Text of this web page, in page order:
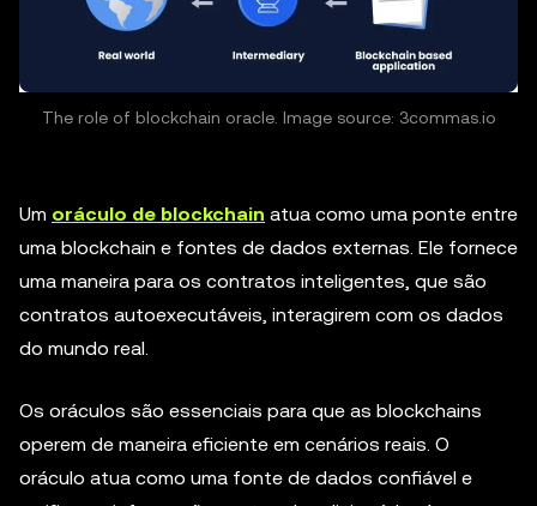
The role of blockchain oracle. Image source: 3commas.io
Um oráculo de blockchain atua como uma ponte entre
uma blockchain e fontes de dados externas. Ele fornece
uma maneira para os contratos inteligentes, que são
contratos autoexecutáveis, interagirem com os dados
do mundo real.
Os oráculos são essenciais para que as blockchains
operem de maneira eficiente em cenários reais. O
oráculo atua como uma fonte de dados confiável e